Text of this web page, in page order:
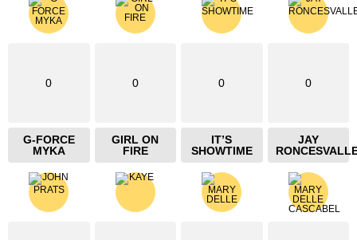
0
G-FORCE
MYKA
0
GIRL ON
FIRE
0
IT’S
SHOWTIME
0
JAY